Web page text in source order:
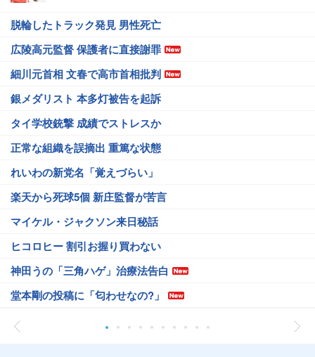
脱輪したトラック発見 男性死亡
広陵高元監督 保護者に直接謝罪
細川元首相 文春で高市首相批判
銀メダリスト 本多灯被告を起訴
タイ学校銃撃 成績でストレスか
正常な組織を誤摘出 重篤な状態
れいわの新党名「覚えづらい」
楽天から死球5個 新庄監督が苦言
マイケル・ジャクソン来日秘話
ヒコロヒー 割引お握り買わない
神田うの「三角ハゲ」治療法告白
堂本剛の投稿に「匂わせなの?」